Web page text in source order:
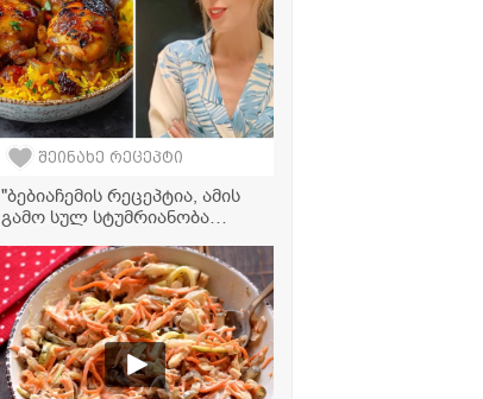
შეინახე რეცეპტი
"ბებიაჩემის რეცეპტია, ამის
გამო სულ სტუმრიანობა
ქათმის კერძის რეცეპტი
თქვენი საახალწლო
სუფრისთვის